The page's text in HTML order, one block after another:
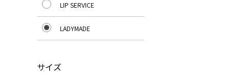
LIP SERVICE
LADYMADE
サイズ